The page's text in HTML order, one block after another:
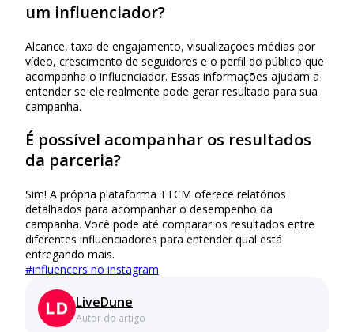
um influenciador?
Alcance, taxa de engajamento, visualizações médias por
vídeo, crescimento de seguidores e o perfil do público que
acompanha o influenciador. Essas informações ajudam a
entender se ele realmente pode gerar resultado para sua
campanha.
É possível acompanhar os resultados
da parceria?
Sim! A própria plataforma TTCM oferece relatórios
detalhados para acompanhar o desempenho da
campanha. Você pode até comparar os resultados entre
diferentes influenciadores para entender qual está
entregando mais.
#influencers no instagram
Autor do artigo
LiveDune